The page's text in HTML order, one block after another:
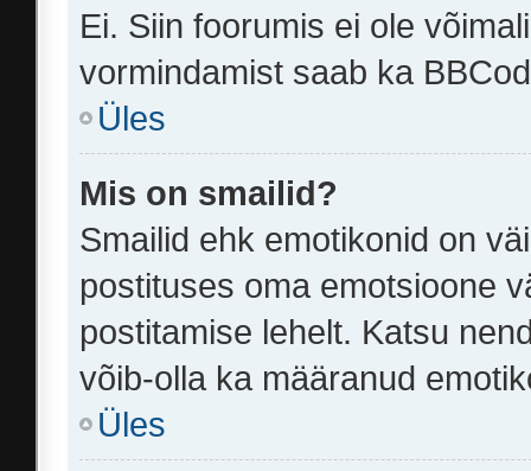
Ei. Siin foorumis ei ole
vormindamist saab ka
Üles
Mis on smailid?
Smailid ehk emotikonid on
postituses oma emotsioone
postitamise lehelt. Katsu
võib-olla ka määranud
Üles